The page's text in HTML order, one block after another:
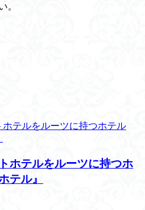
。
ホテルをルーツに持つホ
テル』